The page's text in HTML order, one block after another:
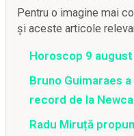
Pentru o imagine mai
și aceste articole
Horoscop 9
Bruno Guimaraes
record de la
Radu Miruță